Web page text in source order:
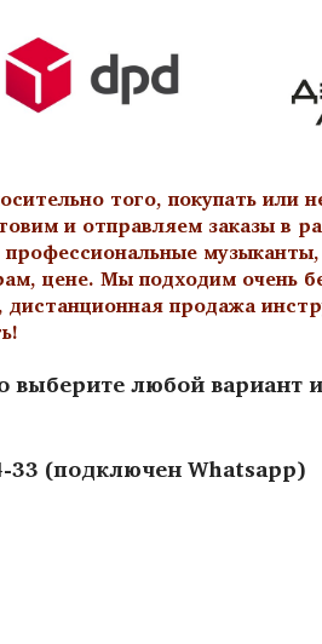
того, покупать или
и отправляем заказы в
цене. Мы подходим очень
продажа
выберите любой
(подключен Whatsapp)